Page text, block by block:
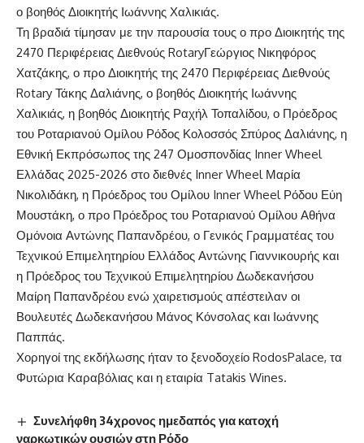
ο βοηθός Διοικητής Ιωάννης Χαλικιάς.
Τη βραδιά τίμησαν με την παρουσία τους ο προ Διοικητής της
2470 Περιφέρειας Διεθνούς RotaryΓεώργιος Νικηφόρος
Χατζάκης, ο προ Διοικητής της 2470 Περιφέρειας Διεθνούς
Rotary Τάκης Δαλιάνης, ο βοηθός Διοικητής Ιωάννης
Χαλικιάς, η βοηθός Διοικητής Ραχήλ Τοπαλίδου, ο Πρόεδρος
του Ροταριανού Ομίλου Ρόδος Κολοσσός Σπύρος Δαλιάνης, η
Εθνική Εκπρόσωπος της 247 Ομοσπονδίας Inner Wheel
Ελλάδας 2025-2026 στο διεθνές Inner Wheel Μαρία
Νικολιδάκη, η Πρόεδρος του Ομίλου Inner Wheel Ρόδου Εύη
Μουστάκη, ο προ Πρόεδρος του Ροταριανού Ομίλου Αθήνα
Ομόνοια Αντώνης Παπανδρέου, ο Γενικός Γραμματέας του
Τεχνικού Επιμελητηρίου Ελλάδος Αντώνης Γιαννικουρής και
η Πρόεδρος του Τεχνικού Επιμελητηρίου Δωδεκανήσου
Μαίρη Παπανδρέου ενώ χαιρετισμούς απέστειλαν οι
Βουλευτές Δωδεκανήσου Μάνος Κόνσολας και Ιωάννης
Παππάς.
Χορηγοί της εκδήλωσης ήταν το ξενοδοχείο RodosPalace, τα
Φυτώρια Καραβόλιας και η εταιρία Tatakis Wines.
Συνελήφθη 34χρονος ημεδαπός για κατοχή
ναρκωτικών ουσιών στη Ρόδο